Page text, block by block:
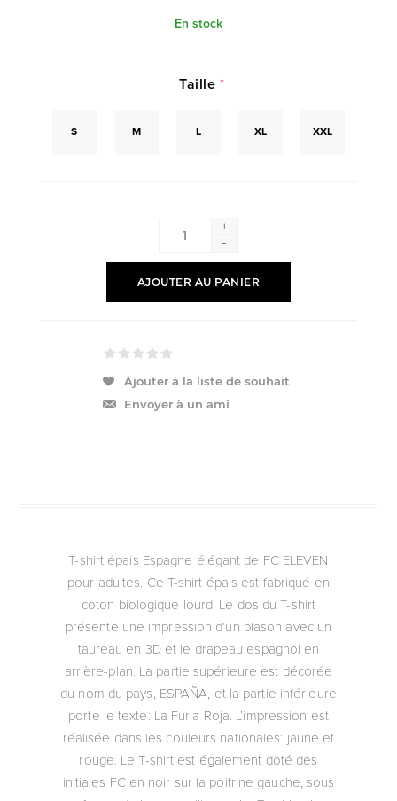
En stock
Taille *
S M L XL XXL
+
-
AJOUTER AU PANIER
Ajouter à la liste de souhait
Envoyer à un ami
T-shirt épais Espagne élégant de FC ELEVEN
pour adultes. Ce T-shirt épais est fabriqué en
coton biologique lourd. Le dos du T-shirt
présente une impression d’un blason avec un
taureau en 3D et le drapeau espagnol en
arrière-plan. La partie supérieure est décorée
du nom du pays, ESPAÑA, et la partie inférieure
porte le texte: La Furia Roja. L’impression est
réalisée dans les couleurs nationales: jaune et
rouge. Le T-shirt est également doté des
initiales FC en noir sur la poitrine gauche, sous